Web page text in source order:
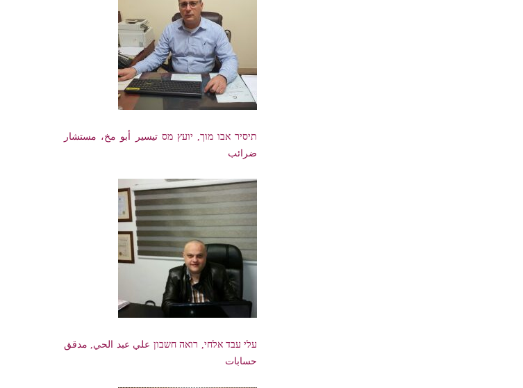
תיסיר אבו מוך, יועץ מס تيسير أبو مخ، مستشار
ضرائب
עלי עבד אלחי, רואה חשבון علي عبد الحي, مدقق
حسابات